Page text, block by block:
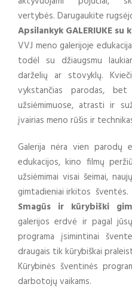
vertybės. Darugaukite
Apsilankyk GALERIUKE su
VVJ meno galerijoje
todėl su džiaugsmu
darželių ar stovyklų.
vykstančias parodas,
užsiėmimuose, atrasti ir
įvairias meno rūšis ir
Galerija nėra vien parodų
edukacijos, kino filmų
užsiėmimai visai šeimai,
gimtadieniai irkitos šventės.
Smagūs ir kūrybiški
galerijos erdvė ir pagal
programa įsimintinai
draugais tik kūrybiškai
Kūrybinės šventinės
darbotojų vaikams.